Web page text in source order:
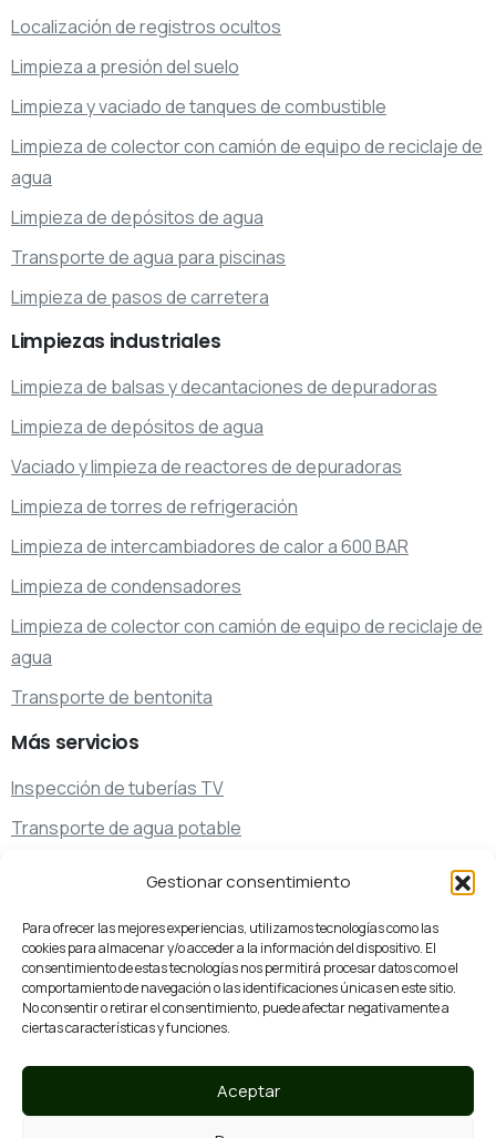
Gestionar consentimiento
Para ofrecer las mejores experiencias, utilizamos tecnologías como las
cookies para almacenar y/o acceder a la información del dispositivo. El
consentimiento de estas tecnologías nos permitirá procesar datos como el
comportamiento de navegación o las identificaciones únicas en este sitio.
No consentir o retirar el consentimiento, puede afectar negativamente a
ciertas características y funciones.
Aceptar
Localización de registros ocultos
Limpieza a presión del suelo
Limpieza y vaciado de tanques de combustible
Limpieza de colector con camión de equipo de reciclaje de
agua
Limpieza de depósitos de agua
Transporte de agua para piscinas
Limpieza de pasos de carretera
Limpiezas industriales
Limpieza de balsas y decantaciones de depuradoras
Limpieza de depósitos de agua
Vaciado y limpieza de reactores de depuradoras
Limpieza de torres de refrigeración
Limpieza de intercambiadores de calor a 600 BAR
Limpieza de condensadores
Limpieza de colector con camión de equipo de reciclaje de
agua
Transporte de bentonita
Más servicios
Inspección de tuberías TV
Transporte de agua potable
¿Hablamos?
93 761 07 44